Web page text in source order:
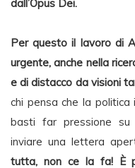
dall’Opus Dei.
Per questo il lavoro di
urgente, anche nella
e di distacco da visioni
chi pensa che la
basti far pressione su
inviare una lettera
tutta, non ce la fa! È